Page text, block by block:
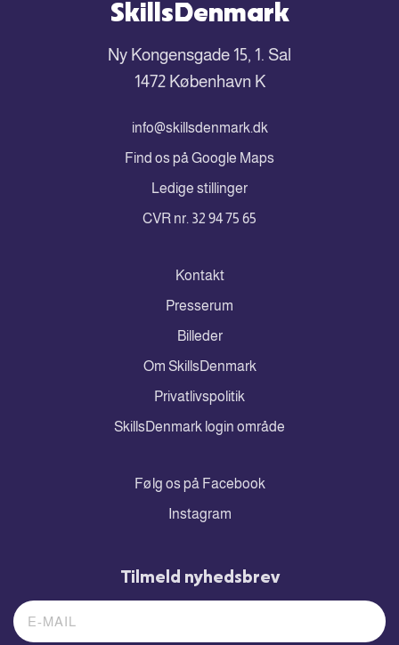
SkillsDenmark
Ny Kongensgade 15, 1. Sal
1472 København K
info@skillsdenmark.dk
Find os på Google Maps
Ledige stillinger
CVR nr. 32 94 75 65
Kontakt
Presserum
Billeder
Om SkillsDenmark
Privatlivspolitik
SkillsDenmark login område
Følg os på Facebook
Instagram
Tilmeld nyhedsbrev